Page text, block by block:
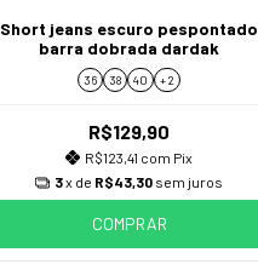
Short jeans escuro pespontado
barra dobrada dardak
36 38 40 + 2
R$129,90
R$123,41 com Pix
3x de R$43,30 sem juros
COMPRAR